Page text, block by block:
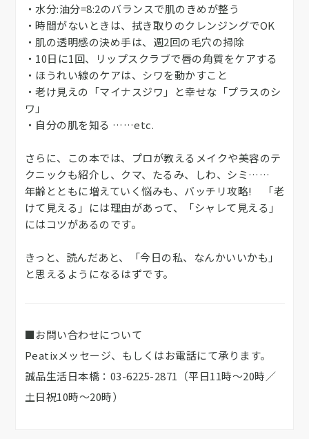
・水分:油分=8:2のバランスで肌のきめが整う
・時間がないときは、拭き取りのクレンジングでOK
・肌の透明感の決め手は、週2回の毛穴の掃除
・10日に1回、リップスクラブで唇の角質をケアする
・ほうれい線のケアは、シワを動かすこと
・老け見えの「マイナスジワ」と幸せな「プラスのシ
ワ」
・自分の肌を知る ……etc.
さらに、この本では、プロが教えるメイクや美容のテ
クニックも紹介し、クマ、たるみ、しわ、シミ……
年齢とともに増えていく悩みも、バッチリ攻略! 「老
けて見える」には理由があって、「シャレて見える」
にはコツがあるのです。
きっと、読んだあと、「今日の私、なんかいいかも」
と思えるようになるはずです。
■お問い合わせについて
Peatixメッセージ、もしくはお電話にて承ります。
誠品生活日本橋：03-6225-2871（平日11時～20時／
土日祝10時～20時）